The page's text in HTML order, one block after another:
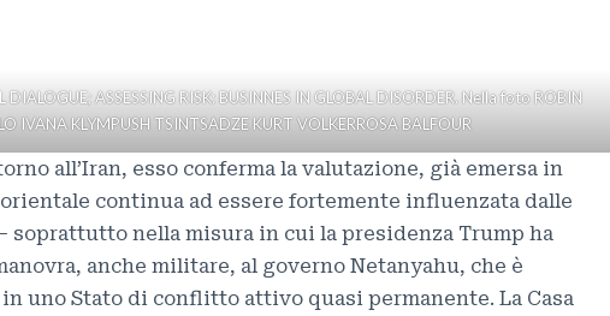
ASSESSING RISK: BUSINNES IN GLOBAL DISORDER. Nella foto ROBIN
IVANA KLYMPUSH TSINTSADZE KURT VOLKERROSA BALFOUR
all’Iran, esso conferma la valutazione, già emersa in
continua ad essere fortemente influenzata dalle
soprattutto nella misura in cui la presidenza Trump ha
anche militare, al governo Netanyahu, che è
uno Stato di conflitto attivo quasi permanente. La Casa